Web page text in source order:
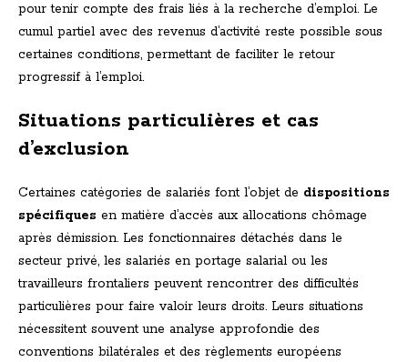
pour tenir compte des frais liés à la recherche d’emploi. Le
cumul partiel avec des revenus d’activité reste possible sous
certaines conditions, permettant de faciliter le retour
progressif à l’emploi.
Situations particulières et cas
d’exclusion
Certaines catégories de salariés font l’objet de dispositions
spécifiques en matière d’accès aux allocations chômage
après démission. Les fonctionnaires détachés dans le
secteur privé, les salariés en portage salarial ou les
travailleurs frontaliers peuvent rencontrer des difficultés
particulières pour faire valoir leurs droits. Leurs situations
nécessitent souvent une analyse approfondie des
conventions bilatérales et des règlements européens